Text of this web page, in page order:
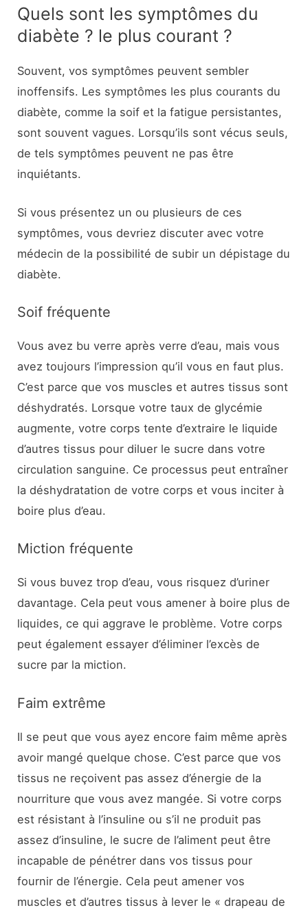
Quels sont les symptômes du
diabète ? le plus courant ?
Souvent, vos symptômes peuvent sembler
inoffensifs. Les symptômes les plus courants du
diabète, comme la soif et la fatigue persistantes,
sont souvent vagues. Lorsqu’ils sont vécus seuls,
de tels symptômes peuvent ne pas être
inquiétants.
Si vous présentez un ou plusieurs de ces
symptômes, vous devriez discuter avec votre
médecin de la possibilité de subir un dépistage du
diabète.
Soif fréquente
Vous avez bu verre après verre d’eau, mais vous
avez toujours l’impression qu’il vous en faut plus.
C’est parce que vos muscles et autres tissus sont
déshydratés. Lorsque votre taux de glycémie
augmente, votre corps tente d’extraire le liquide
d’autres tissus pour diluer le sucre dans votre
circulation sanguine. Ce processus peut entraîner
la déshydratation de votre corps et vous inciter à
boire plus d’eau.
Miction fréquente
Si vous buvez trop d’eau, vous risquez d’uriner
davantage. Cela peut vous amener à boire plus de
liquides, ce qui aggrave le problème. Votre corps
peut également essayer d’éliminer l’excès de
sucre par la miction.
Faim extrême
Il se peut que vous ayez encore faim même après
avoir mangé quelque chose. C’est parce que vos
tissus ne reçoivent pas assez d’énergie de la
nourriture que vous avez mangée. Si votre corps
est résistant à l’insuline ou s’il ne produit pas
assez d’insuline, le sucre de l’aliment peut être
incapable de pénétrer dans vos tissus pour
fournir de l’énergie. Cela peut amener vos
muscles et d’autres tissus à lever le « drapeau de